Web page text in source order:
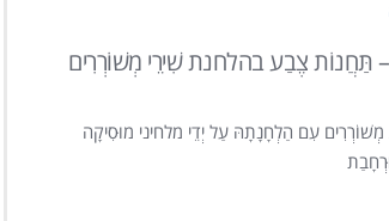
צֶבַע בהלחנת שִׁירֵי מְשׁוֹרְרִים
עִם הַלְחָנָתָהּ עַל יְדֵי מלחיני מוּסִיקָה